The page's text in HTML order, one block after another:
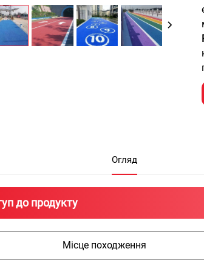
Огляд
до продукту
Місце походження